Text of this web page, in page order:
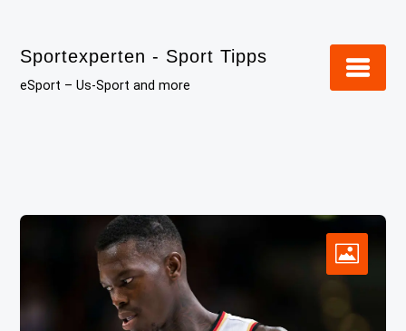
content
Sportexperten - Sport Tipps
eSport – Us-Sport and more